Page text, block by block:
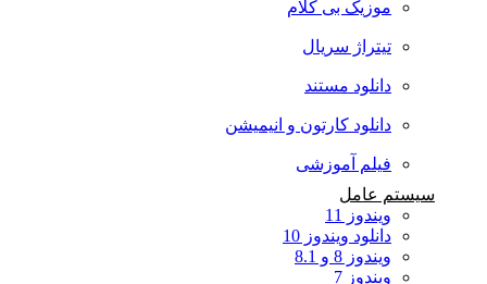
موزیک بی کلام
تیتراژ سریال
دانلود مستند
دانلود کارتون و انیمیشن
فیلم آموزشی
سیستم عامل
ویندوز 11
دانلود ویندوز 10
ویندوز 8 و 8.1
ویندوز 7